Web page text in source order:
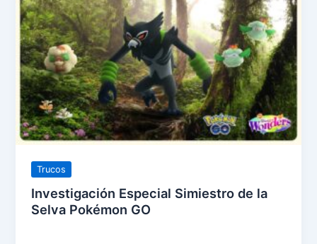
Trucos
Investigación Especial Simiestro de la
Selva Pokémon GO